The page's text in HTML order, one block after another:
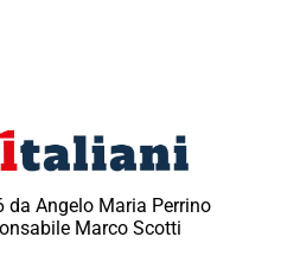
da Angelo Maria Perrino
Marco Scotti